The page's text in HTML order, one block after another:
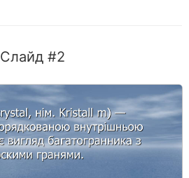
Слайд #2